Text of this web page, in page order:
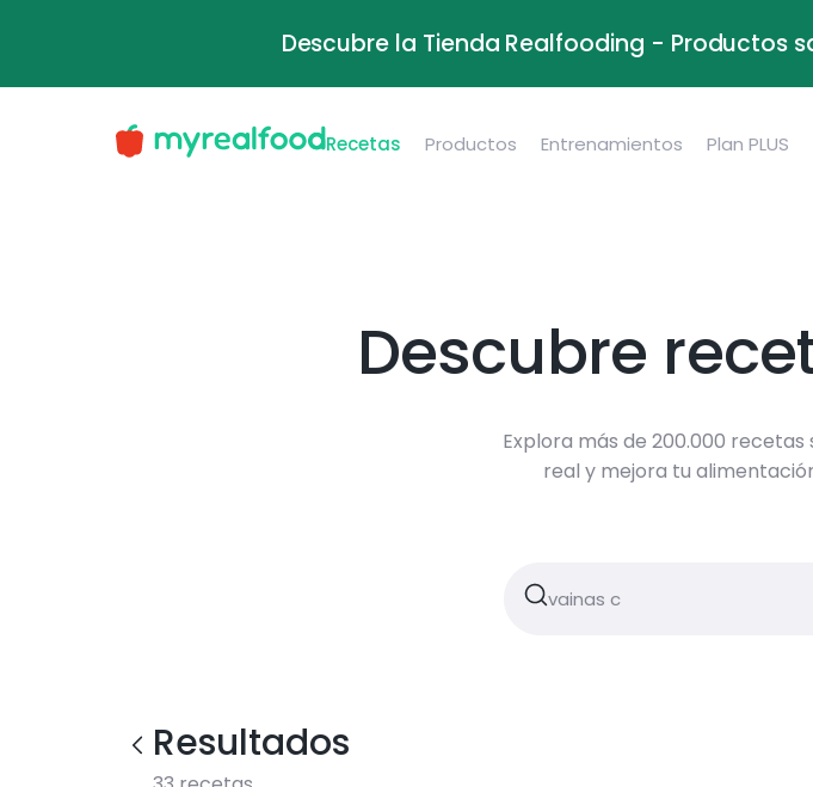
Descubre la Tienda Realfooding - Productos
Recetas Productos Entrenamientos Plan PLUS
Descubre
Explora más de 200.000
real y mejora tu
Resultados